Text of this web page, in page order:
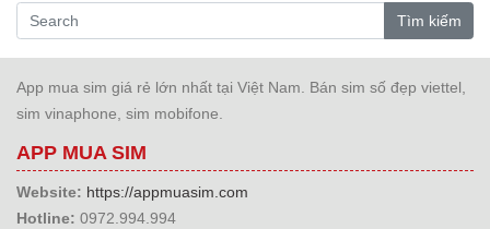
Tìm kiếm
App mua sim giá rẻ lớn nhất tại Việt Nam. Bán sim số đẹp viettel,
sim vinaphone, sim mobifone.
APP MUA SIM
Website: https://appmuasim.com
Hotline: 0972.994.994